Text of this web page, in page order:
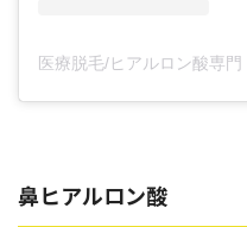
鼻ヒアルロン酸